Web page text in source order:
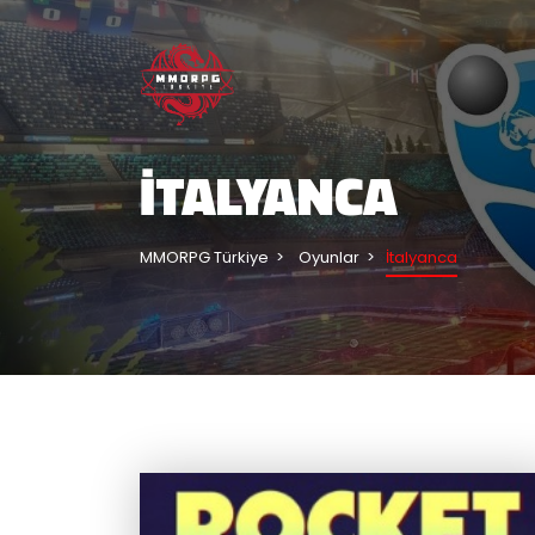
İTALYANCA
MMORPG Türkiye Oyunlar İtalyanca